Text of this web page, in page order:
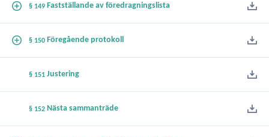
§ 149 Fastställande av föredragningslista
§ 150 Föregående protokoll
§ 151 Justering
§ 152 Nästa sammanträde